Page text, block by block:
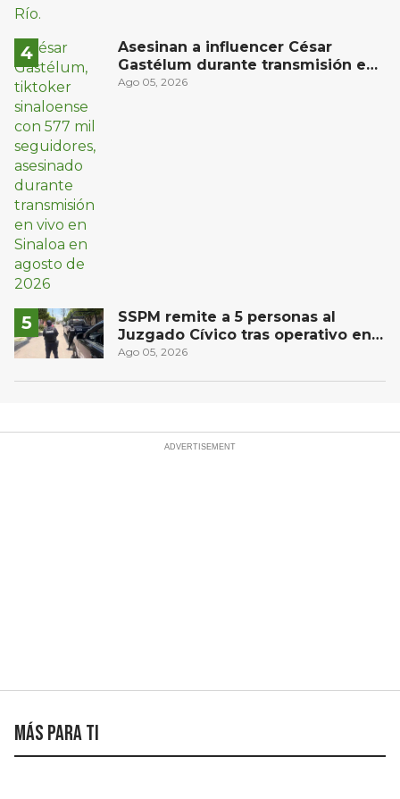
Asesinan a influencer César
Gastélum durante transmisión en
vivo en Sinaloa
Ago 05, 2026
SSPM remite a 5 personas al
Juzgado Cívico tras operativo en
San Juan del Río
Ago 05, 2026
Más para ti